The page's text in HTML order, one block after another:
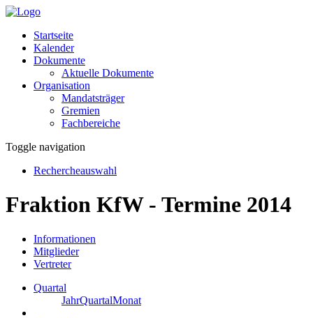
Startseite
Kalender
Dokumente
Aktuelle Dokumente
Organisation
Mandatsträger
Gremien
Fachbereiche
Toggle navigation
Rechercheauswahl
Fraktion KfW - Termine 2014
Informationen
Mitglieder
Vertreter
Quartal
JahrQuartalMonat